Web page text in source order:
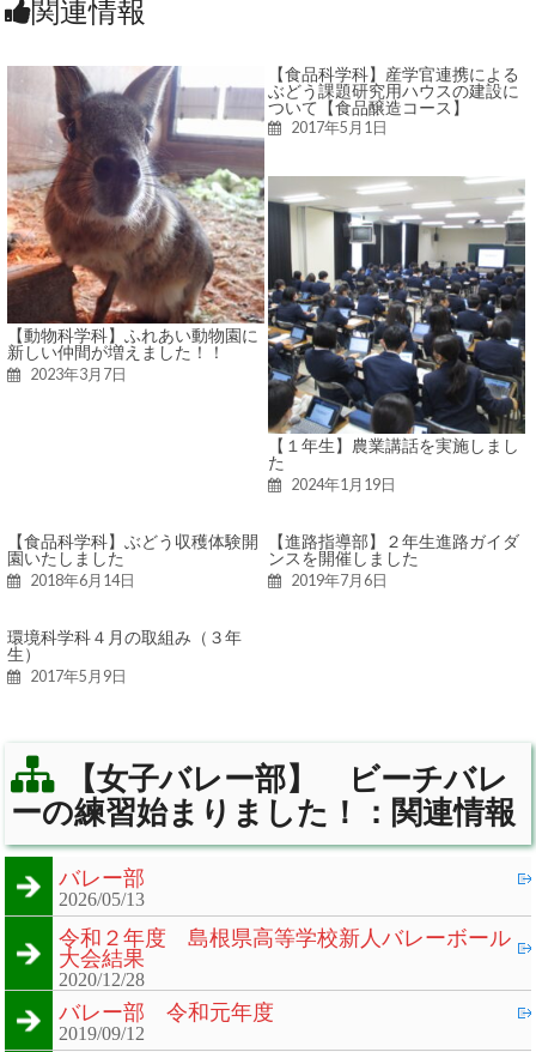
関連情報
【動物科学科】ふれあい動物園に
新しい仲間が増えました！！
2023年3月7日
【食品科学科】産学官連携による
ぶどう課題研究用ハウスの建設に
ついて【食品醸造コース】
2017年5月1日
【１年生】農業講話を実施しまし
た
2024年1月19日
【食品科学科】ぶどう収穫体験開
園いたしました
2018年6月14日
【進路指導部】２年生進路ガイダ
ンスを開催しました
2019年7月6日
環境科学科４月の取組み（３年
生）
2017年5月9日
【女子バレー部】 ビーチバレ
ーの練習始まりました！：関連情報
バレー部
2026/05/13
令和２年度 島根県高等学校新人バレーボール
大会結果
2020/12/28
バレー部 令和元年度
2019/09/12